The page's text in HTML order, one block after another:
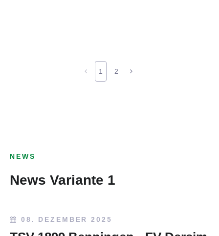
1 2
NEWS
News Variante 1
08. DEZEMBER 2025